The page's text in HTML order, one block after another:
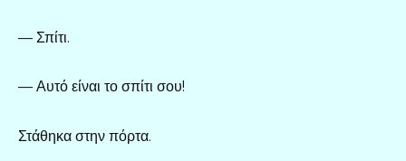
— Σπίτι.
— Αυτό είναι το σπίτι σου!
Στάθηκα στην πόρτα.